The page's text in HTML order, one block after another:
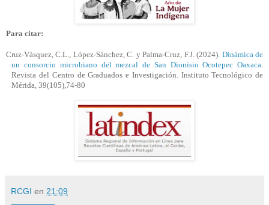
Para citar:
Cruz-Vásquez, C.L., López-Sánchez, C. y Palma-Cruz, F.J. (2024) . Dinámica de
un consorcio microbiano del mezcal de San Dionisio Ocotepec Oaxaca
Revista del Centro de Graduados e Investigación. Instituto Tecnológico de
Mérida, 39(105),74-80
RCGI en 21:09